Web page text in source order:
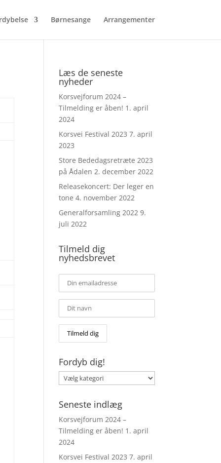
Børnesange Arrangementer
Læs de seneste
nyheder
Korsvejforum 2024 –
Tilmelding er åben! 1. april
2024
Korsvei Festival 2023 7. april
2023
Store Bededagsretræte 2023
på Ådalen 2. december 2022
Releasekoncert: Der leger en
tone 4. november 2022
Generalforsamling 2022 9.
juli 2022
Tilmeld dig
nyhedsbrevet
Fordyb dig!
Fordyb
dig!
Seneste indlæg
Korsvejforum 2024 –
Tilmelding er åben! 1. april
2024
Korsvei Festival 2023 7. april